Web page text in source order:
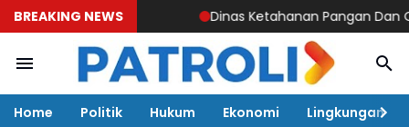
BREAKING NEWS Dinas Ketahanan Pangan Dan
Home Politik Hukum Ekonomi Lingkungan